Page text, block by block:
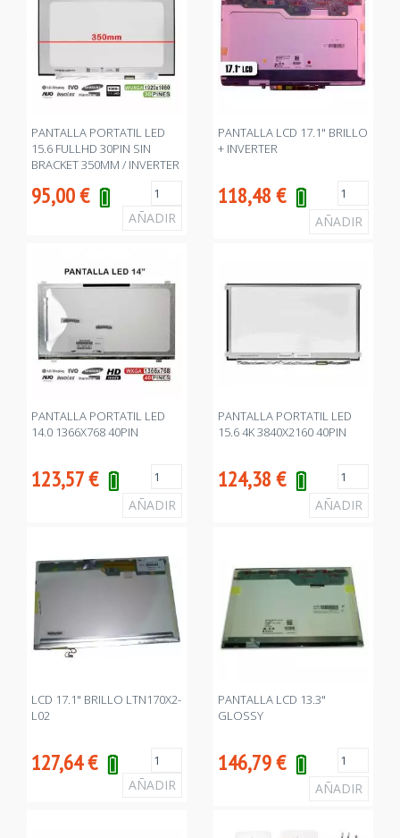
PANTALLA PORTATIL LED
15.6 FULLHD 30PIN SIN
BRACKET 350MM / INVERTER
95,00€
PANTALLA LCD 17.1" BRILLO
+ INVERTER
118,48€
PANTALLA PORTATIL LED
14.0 1366X768 40PIN
123,57€
PANTALLA PORTATIL LED
15.6 4K 3840X2160 40PIN
124,38€
LCD 17.1" BRILLO LTN170X2-
L02
127,64€
PANTALLA LCD 13.3"
GLOSSY
146,79€